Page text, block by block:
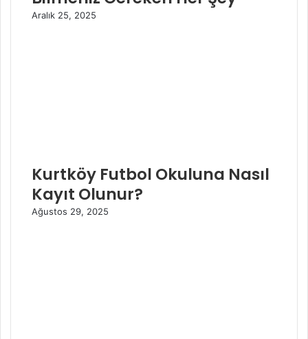
Aralık 25, 2025
Kurtköy Futbol Okuluna Nasıl
Kayıt Olunur?
Ağustos 29, 2025